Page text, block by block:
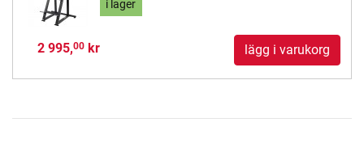
i lager
2 995,00kr lägg i varukorg